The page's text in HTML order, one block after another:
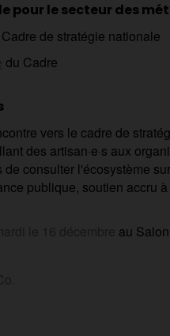
pour le secteur des
de stratégie nationale
du Cadre
vers le cadre de
des artisan·e·s aux
consulter l'écosystème
publique, soutien accru
au